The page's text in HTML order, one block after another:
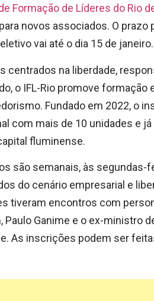
Formação de Líderes do Rio
novos associados. O prazo
vai até o dia 15 de janeiro.
centrados na liberdade,
o IFL-Rio promove formação
Fundado em 2022, o
com mais de 10 unidades e
fluminense.
são semanais, às segundas-
do cenário empresarial e
tiveram encontros com
Paulo Ganime e o ex-ministro
As inscrições podem ser